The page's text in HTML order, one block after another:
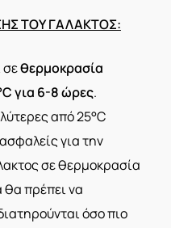
ΤΟΥ ΓΑΛΑΚΤΟΣ:
σεθερμοκρασία
για 6-8 ώρες.
από 25°C
για την
σε θερμοκρασία
θα πρέπει να
όσο πιο